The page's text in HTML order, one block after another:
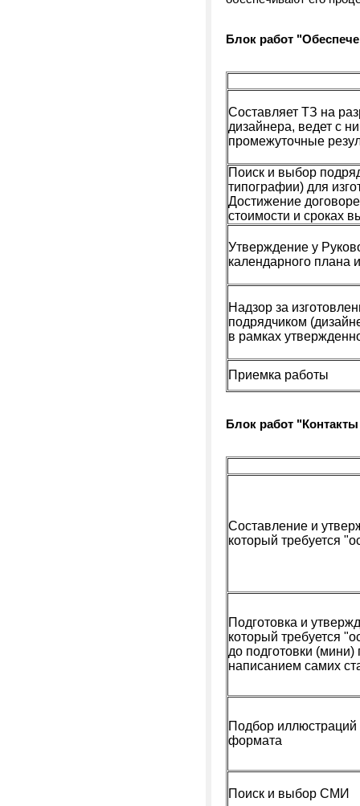
Блок работ
Составляет ТЗ на
дизайнера, ведет с
промежуточные
Поиск и выбор
типографии) для
Достижение
стоимости и сроках
Утверждение у
календарного плана
Надзор за
подрядчиком
в рамках
Приемка работы
Блок работ
Составление и
который требуется
Подготовка и
который требуется
до подготовки
написанием самих
Подбор иллюстраций
формата
Поиск и выбор СМИ